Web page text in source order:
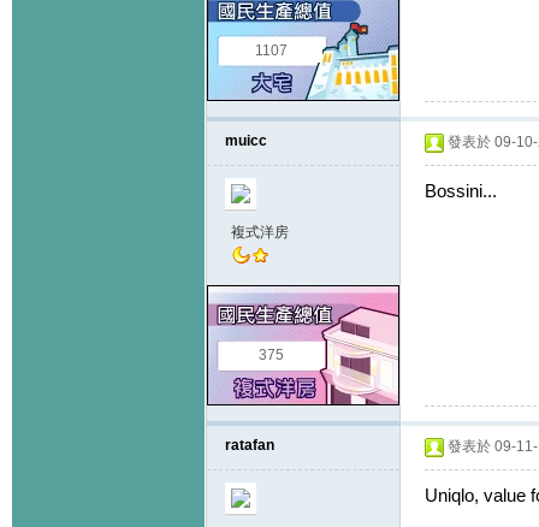
1107
muicc
複式洋房
375
發表於 09-
Bossini...
ratafan 發表於 09-
Uniqlo, value